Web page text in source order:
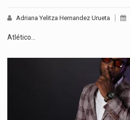
Adriana Yelitza Hernandez Urueta
Atlético…